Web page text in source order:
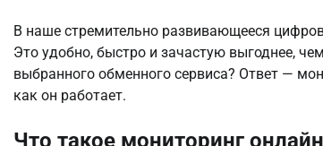
В наше стремительно развивающееся
Это удобно, быстро и зачастую выгоднее,
выбранного обменного сервиса? Ответ —
как он работает.
Что такое мониторинг